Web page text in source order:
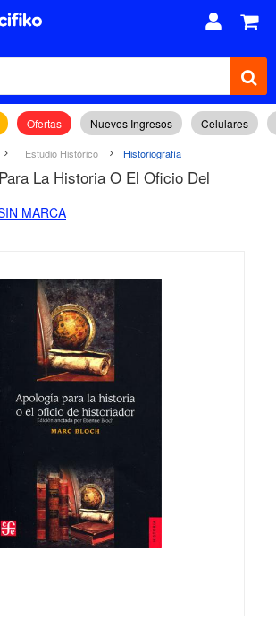
Ofertas Nuevos Ingresos Celulares
Estudio Histórico Historiografía
La Historia O El Oficio Del
MARCA